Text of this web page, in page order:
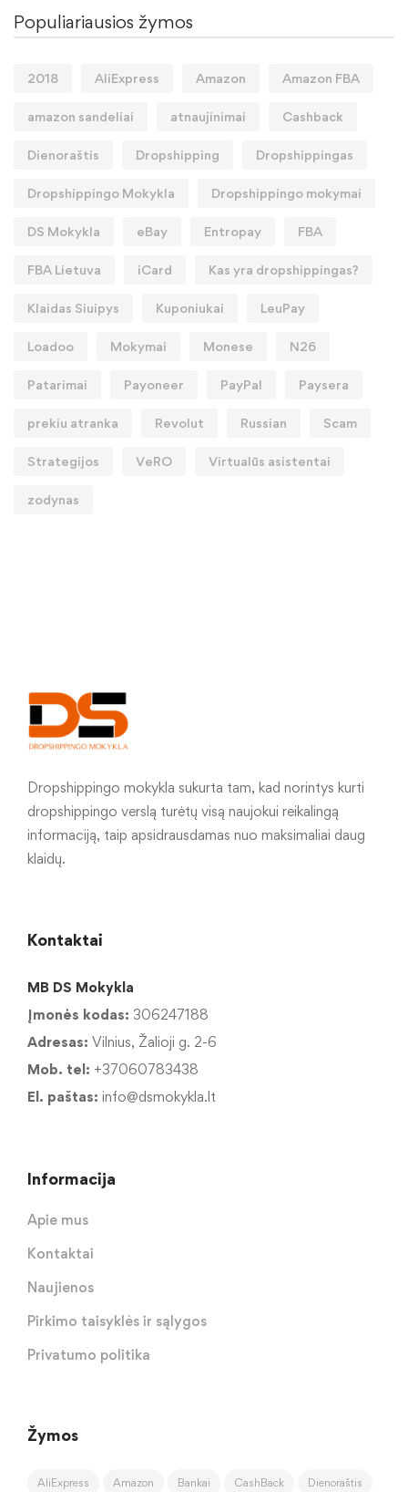
Populiariausios žymos
2018 AliExpress Amazon Amazon FBA
amazon sandeliai atnaujinimai Cashback
Dienoraštis Dropshipping Dropshippingas
Dropshippingo Mokykla Dropshippingo mokymai
DS Mokykla eBay Entropay FBA
FBA Lietuva iCard Kas yra dropshippingas?
Klaidas Siuipys Kuponiukai LeuPay
Loadoo Mokymai Monese N26
Patarimai Payoneer PayPal Paysera
prekiu atranka Revolut Russian Scam
Strategijos VeRO Virtualūs asistentai
zodynas
Dropshippingo mokykla sukurta tam, kad norintys kurti
dropshippingo verslą turėtų visą naujokui reikalingą
informaciją, taip apsidrausdamas nuo maksimaliai daug
klaidų.
Kontaktai
MB DS Mokykla
Įmonės kodas: 306247188
Adresas: Vilnius, Žalioji g. 2-6
Mob. tel: +37060783438
El. paštas: info@dsmokykla.lt
Informacija
Apie mus
Kontaktai
Naujienos
Pirkimo taisyklės ir sąlygos
Privatumo politika
Žymos
AliExpress Amazon Bankai CashBack Dienoraštis